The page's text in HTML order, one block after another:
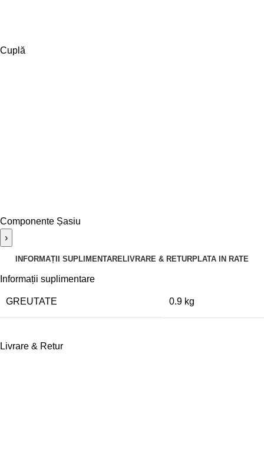
Cuplă
Componente Șasiu
›
INFORMAȚII SUPLIMENTARELIVRARE & RETURPLATA IN RATE
Informații suplimentare
GREUTATE 0.9 kg
Livrare & Retur